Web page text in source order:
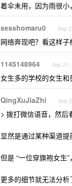
着伞未用，因为雨很小
sesshomaru0 Sep
网络奔现吧？看这样
1145148964 Sep 21,
女生多的学校的女生和
QingXuJiaZhi Sep
> 拨打微信语音，然
显然是通过某种渠道提
但是 “一位穿旗袍女生
更多的细节就无法分析